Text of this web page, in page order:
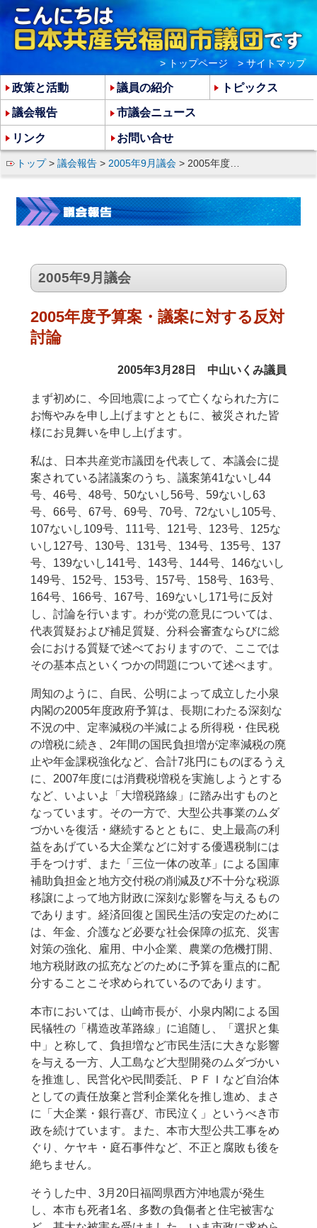
トップ> 議会報告 > 2005年9月議会 > 2005年度予算案・議案に対する反対討論
2005年9月議会
2005年度予算案・議案に対する反対
討論
2005年3月28日 中山いくみ議員
まず初めに、今回地震によって亡くなられた方に
お悔やみを申し上げますとともに、被災された皆
様にお見舞いを申し上げます。
私は、日本共産党市議団を代表して、本議会に提
案されている諸議案のうち、議案第41ないし44
号、46号、48号、50ないし56号、59ないし63
号、66号、67号、69号、70号、72ないし105号、
107ないし109号、111号、121号、123号、125な
いし127号、130号、131号、134号、135号、137
号、139ないし141号、143号、144号、146ないし
149号、152号、153号、157号、158号、163号、
164号、166号、167号、169ないし171号に反対
し、討論を行います。わが党の意見については、
代表質疑および補足質疑、分科会審査ならびに総
会における質疑で述べておりますので、ここでは
その基本点といくつかの問題について述べます。
周知のように、自民、公明によって成立した小泉
内閣の2005年度政府予算は、長期にわたる深刻な
不況の中、定率減税の半減による所得税・住民税
の増税に続き、2年間の国民負担増が定率減税の廃
止や年金課税強化など、合計7兆円にものぼるうえ
に、2007年度には消費税増税を実施しようとする
など、いよいよ「大増税路線」に踏み出すものと
なっています。その一方で、大型公共事業のムダ
づかいを復活・継続するとともに、史上最高の利
益をあげている大企業などに対する優遇税制には
手をつけず、また「三位一体の改革」による国庫
補助負担金と地方交付税の削減及び不十分な税源
移譲によって地方財政に深刻な影響を与えるもの
であります。経済回復と国民生活の安定のために
は、年金、介護など必要な社会保障の拡充、災害
対策の強化、雇用、中小企業、農業の危機打開、
地方税財政の拡充などのために予算を重点的に配
分することこそ求められているのであります。
本市においては、山崎市長が、小泉内閣による国
民犠牲の「構造改革路線」に追随し、「選択と集
中」と称して、負担増など市民生活に大きな影響
を与える一方、人工島など大型開発のムダづかい
を推進し、民営化や民間委託、ＰＦＩなど自治体
としての責任放棄と営利企業化を推し進め、まさ
に「大企業・銀行喜び、市民泣く」というべき市
政を続けています。また、本市大型公共工事をめ
ぐり、ケヤキ・庭石事件など、不正と腐敗も後を
絶ちません。
そうした中、3月20日福岡県西方沖地震が発生
し、本市も死者1名、多数の負傷者と住宅被害な
政策と活動 議員の紹介 トピックス
議会報告 市議会ニュース
リンク お問い合せ
> トップページ > サイトマップ